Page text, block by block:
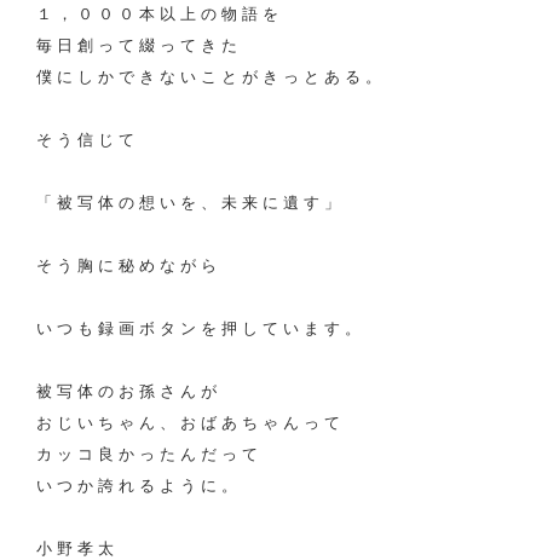
１，０００本以上の物語を
毎日創って綴ってきた
僕にしかできないことがきっとある。
そう信じて
「被写体の想いを、未来に遺す」
そう胸に秘めながら
いつも録画ボタンを押しています。
被写体のお孫さんが
おじいちゃん、おばあちゃんって
カッコ良かったんだって
いつか誇れるように。
小野孝太